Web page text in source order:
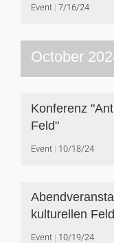
Event 7/16/24
October
Konferenz
Feld"
Event 10/18/24
kulturellen
Event 10/19/24